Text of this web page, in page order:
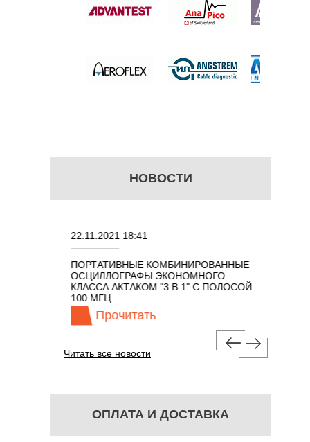
НОВОСТИ
22.11.2021 18:41
ПОРТАТИВНЫЕ КОМБИНИРОВАННЫЕ
ОСЦИЛЛОГРАФЫ ЭКОНОМНОГО
КЛАССА АКТАКОМ "3 В 1" С ПОЛОСОЙ
100 МГЦ
Прочитать
Читать все новости
ОПЛАТА И ДОСТАВКА